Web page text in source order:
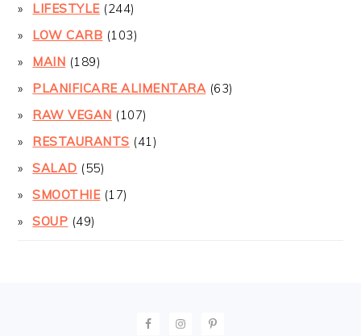
LIFESTYLE(244)
LOW CARB (103)
MAIN (189)
PLANIFICARE ALIMENTARA(63)
RAW VEGAN (107)
RESTAURANTS (41)
SALAD (55)
SMOOTHIE(17)
SOUP (49)